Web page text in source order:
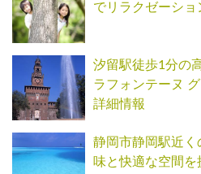
でリラクゼーシ
汐留駅徒歩1分の
ラフォンテーヌ
詳細情報
静岡市静岡駅近
味と快適な空間